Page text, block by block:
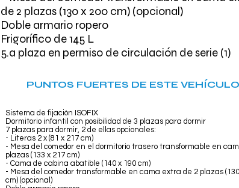
de 2 plazas (130 x 200 cm) (opcional)
Doble armario ropero
Frigorífico de 145 L
5.a plaza en permiso de circulación de serie (1)
PUNTOS FUERTES DE ESTE VEHÍCULO
Sistema de fijación ISOFIX
Dormitorio infantil con posibilidad de 3 plazas para dormir
7 plazas para dormir, 2 de ellas opcionales:
- Literas 2 x (81 x 217 cm)
- Mesa del comedor en el dormitorio trasero transformable en
plazas (133 x 217 cm)
- Cama de cabina abatible (140 x 190 cm)
- Mesa del comedor transformable en cama extra de 2 plazas
cm) (opcional)